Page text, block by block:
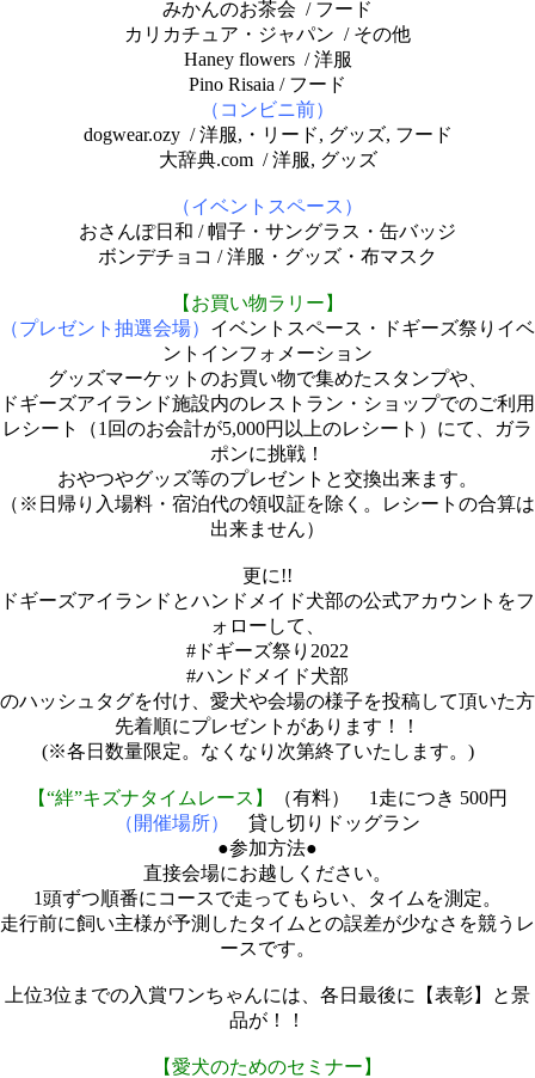
みかんのお茶会 / フード
カリカチュア・ジャパン / その他
Haney flowers / 洋服
Pino Risaia / フード
（コンビニ前）
dogwear.ozy / 洋服,・リード, グッズ, フード
大辞典.com / 洋服, グッズ
（イベントスペース）
おさんぽ日和 / 帽子・サングラス・缶バッジ
ボンデチョコ / 洋服・グッズ・布マスク
【お買い物ラリー】
（プレゼント抽選会場） イベントスペース・ドギーズ祭りイベ
ントインフォメーション
グッズマーケットのお買い物で集めたスタンプや、
ドギーズアイランド施設内のレストラン・ショップでのご利用
レシート（1回のお会計が5,000円以上のレシート）にて、ガラ
ポンに挑戦！
おやつやグッズ等のプレゼントと交換出来ます。
（※日帰り入場料・宿泊代の領収証を除く。レシートの合算は
出来ません）
更に!!
ドギーズアイランドとハンドメイド犬部の公式アカウントをフ
ォローして、
#ドギーズ祭り2022
#ハンドメイド犬部
のハッシュタグを付け、愛犬や会場の様子を投稿して頂いた方
先着順にプレゼントがあります！！
(※各日数量限定。なくなり次第終了いたします。)
【“絆”キズナタイムレース】
（有料） 1走につき 500円
（開催場所）
貸し切りドッグラン
●参加方法●
直接会場にお越しください。
1頭ずつ順番にコースで走ってもらい、タイムを測定。
走行前に飼い主様が予測したタイムとの誤差が少なさを競うレ
ースです。
上位3位までの入賞ワンちゃんには、各日最後に【表彰】と景
品が！！
【愛犬のためのセミナー】